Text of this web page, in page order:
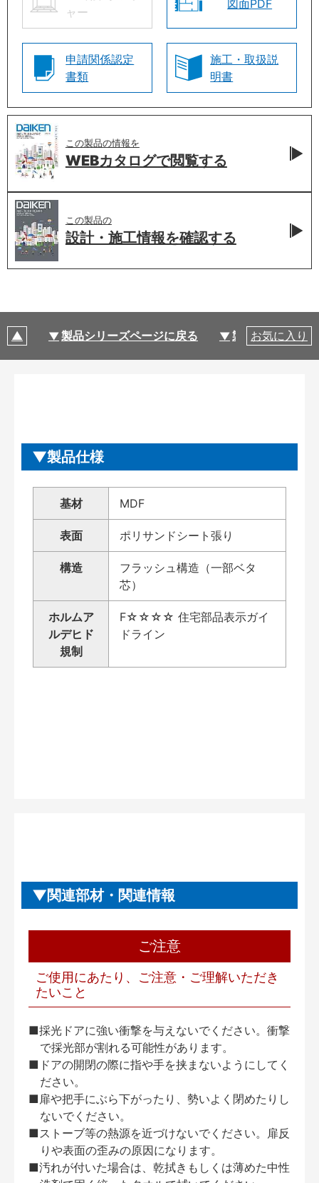
ャー
図面PDF
申請関係認定
書類
施工・取扱説
明書
この製品の情報を
WEBカタログで閲覧する
この製品の
設計・施工情報を確認する
製品シリーズページに戻る 製品仕様
お気に入り
製品仕様
基材 MDF
表面 ポリサンドシート張り
構造
フラッシュ構造（一部ベタ
芯）
ホルムア
ルデヒド
規制
F☆☆☆☆ 住宅部品表示ガイ
ドライン
関連部材・関連情報
ご注意
ご使用にあたり、ご注意・ご理解いただき
たいこと
■採光ドアに強い衝撃を与えないでください。衝撃
で採光部が割れる可能性があります。
■ドアの開閉の際に指や手を挟まないようにしてく
ださい。
■扉や把手にぶら下がったり、勢いよく閉めたりし
ないでください。
■ストーブ等の熱源を近づけないでください。扉反
りや表面の歪みの原因になります。
■汚れが付いた場合は、乾拭きもしくは薄めた中性